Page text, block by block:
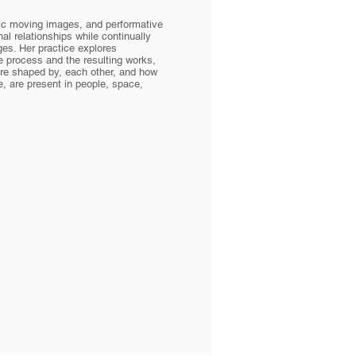
moving images, and performative
relationships while continually
Her practice explores
process and the resulting works,
shaped by, each other, and how
are present in people, space,